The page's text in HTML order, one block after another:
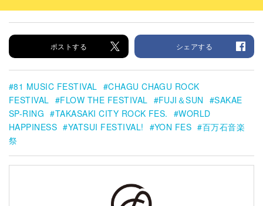
ポストする シェアする
81 MUSIC FESTIVAL
CHAGU CHAGU ROCK
FESTIVAL
FLOW THE FESTIVAL FUJI＆SUN
SAKAE
SP-RING
TAKASAKI CITY ROCK FES.
WORLD
HAPPINESS
YATSUI FESTIVAL! YON FES
百万石音楽
祭